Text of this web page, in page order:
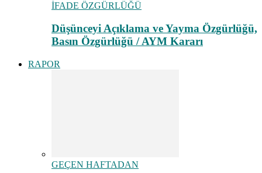
İFADE ÖZGÜRLÜĞÜ
Düşünceyi Açıklama ve Yayma Özgürlüğü,
Basın Özgürlüğü / AYM Kararı
RAPOR
GEÇEN HAFTADAN